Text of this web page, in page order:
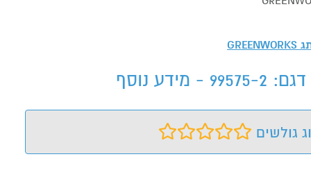
GREENWORKS
גולשים